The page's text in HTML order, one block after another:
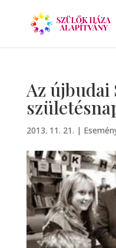
Az újbudai
2013. 11. 21. |